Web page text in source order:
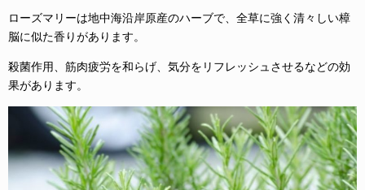
ローズマリーは地中海沿岸原産のハーブで、全草に強く清々しい樟
脳に似た香りがあります。
殺菌作用、筋肉疲労を和らげ、気分をリフレッシュさせるなどの効
果があります。